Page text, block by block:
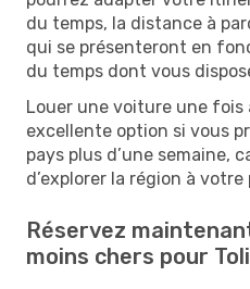
du temps, la distance à
qui se présenteront en
du temps dont vous
Louer une voiture une fois
excellente option si vous
pays plus d’une semaine,
d’explorer la région à
Réservez
moins chers pour